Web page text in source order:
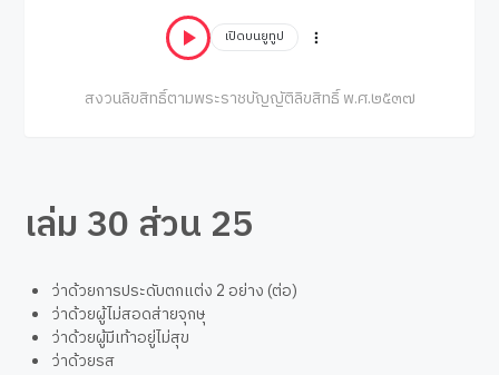
เปิดบนยูทูป
สงวนลิขสิทธิ์ตามพระราชบัญญัติลิขสิทธิ์ พ.ศ.๒๕๓๗
เล่ม 30 ส่วน 25
ว่าด้วยการประดับตกแต่ง 2 อย่าง (ต่อ)
ว่าด้วยผู้ไม่สอดส่ายจุกษุ
ว่าด้วยผู้มีเท้าอยู่ไม่สุข
ว่าด้วยรส